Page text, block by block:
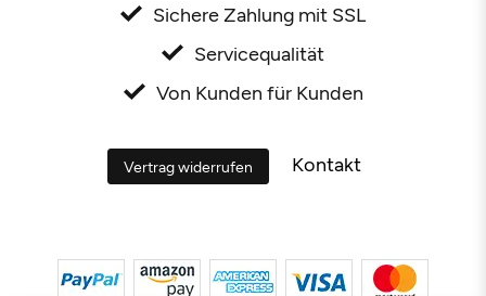
Sichere Zahlung mit SSL
Servicequalität
Von Kunden für Kunden
Vertrag widerrufen Kontakt